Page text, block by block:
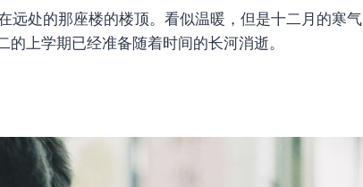
远处的那座楼的楼顶。看似温暖，但是十二月的寒气
上学期已经准备随着时间的长河消逝。